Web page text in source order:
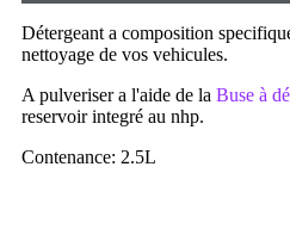
Détergeant a composition
nettoyage de vos vehicules.
A pulveriser a l'aide de la Buse à
reservoir integré au nhp.
Contenance: 2.5L